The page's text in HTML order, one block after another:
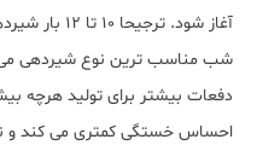
شب مناسب ترین نوع شیردهی می
دفعات بیشتر برای تولید هرچه
احساس خستگی کمتری می کند و